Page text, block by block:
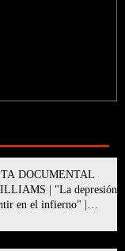
DOCUMENTAL
| "La depresión
en el infierno" |